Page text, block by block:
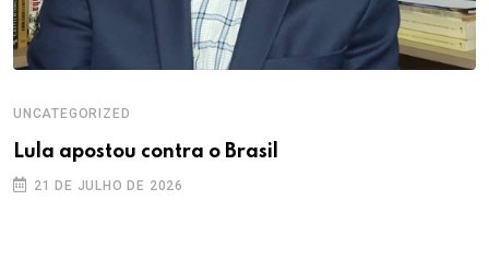
UNCATEGORIZED
Lula apostou contra o Brasil
21 DE JULHO DE 2026